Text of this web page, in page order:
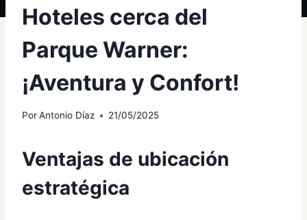
Hoteles cerca del
Parque Warner:
¡Aventura y Confort!
PorAntonio Díaz 21/05/2025
Ventajas de ubicación
estratégica